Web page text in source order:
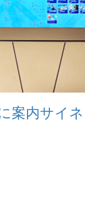
案内サイネ